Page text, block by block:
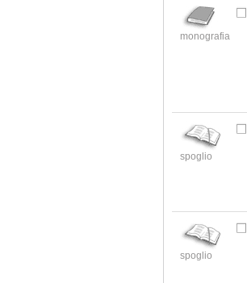
monografia
spoglio
spoglio